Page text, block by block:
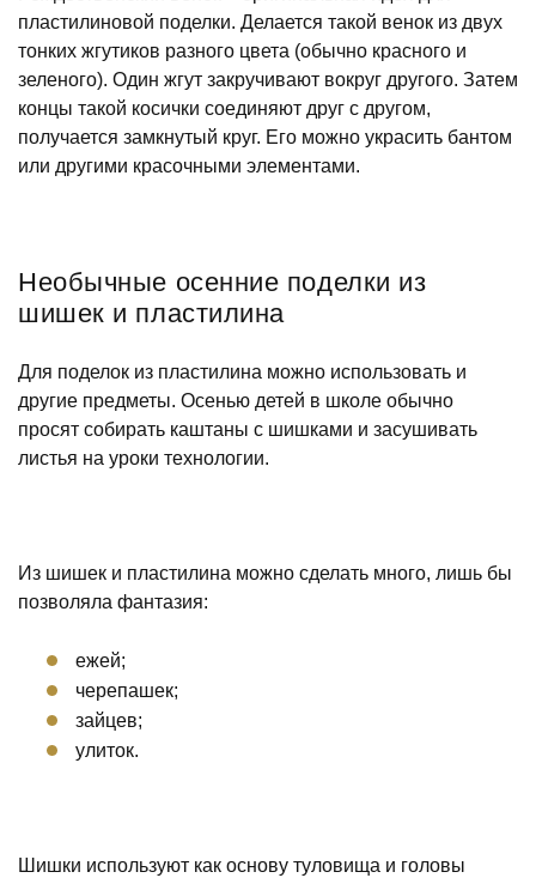
пластилиновой поделки. Делается такой венок из двух
тонких жгутиков разного цвета (обычно красного и
зеленого). Один жгут закручивают вокруг другого. Затем
концы такой косички соединяют друг с другом,
получается замкнутый круг. Его можно украсить бантом
или другими красочными элементами.
Необычные осенние поделки из
шишек и пластилина
Для поделок из пластилина можно использовать и
другие предметы. Осенью детей в школе обычно
просят собирать каштаны с шишками и засушивать
листья на уроки технологии.
Из шишек и пластилина можно сделать много, лишь бы
позволяла фантазия:
ежей;
черепашек;
зайцев;
улиток.
Шишки используют как основу туловища и головы